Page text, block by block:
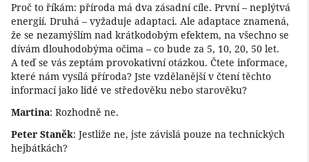
Proč to říkám: příroda má dva zásadní cíle. První – neplýtvá
energií. Druhá – vyžaduje adaptaci. Ale adaptace znamená,
že se nezamýšlím nad krátkodobým efektem, na všechno se
dívám dlouhodobýma očima – co bude za 5, 10, 20, 50 let.
A teď se vás zeptám provokativní otázkou. Čtete informace,
které nám vysílá příroda? Jste vzdělanější v čtení těchto
informací jako lidé ve středověku nebo starověku?
Martina: Rozhodně ne.
Peter Staněk: Jestliže ne, jste závislá pouze na technických
hejbátkách?